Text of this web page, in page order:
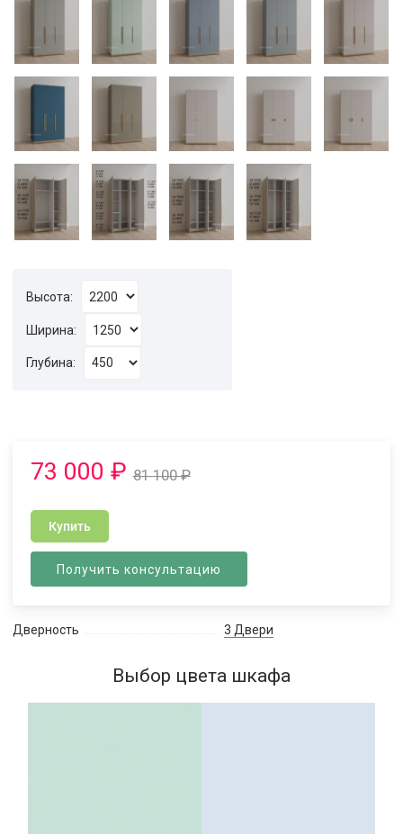
Высота:
Ширина:
Глубина:
73 000 ₽ 81 100₽
Купить
Получить консультацию
Дверность 3 Двери
Выбор цвета шкафа